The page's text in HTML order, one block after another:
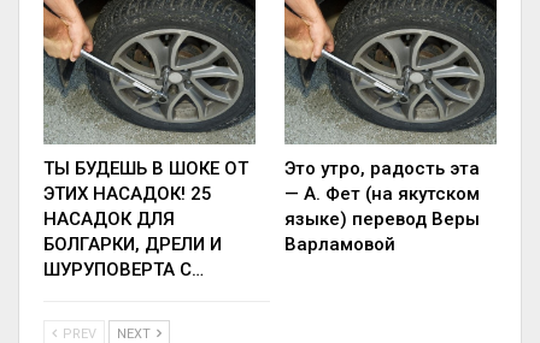
ТЫ БУДЕШЬ В ШОКЕ ОТ
ЭТИХ НАСАДОК! 25
НАСАДОК ДЛЯ
БОЛГАРКИ, ДРЕЛИ И
ШУРУПОВЕРТА С…
Это утро, радость эта
— А. Фет (на якутском
языке) перевод Веры
Варламовой
PREV NEXT